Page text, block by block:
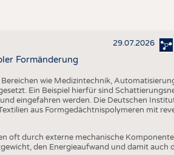
29.07.2026
Formänderung
wie Medizintechnik,
Ein Beispiel hierfür sind
eingefahren werden. Die Deutschen
aus Formgedächtnispolymeren mit
oft durch externe mechanische
den Energieaufwand und damit auch